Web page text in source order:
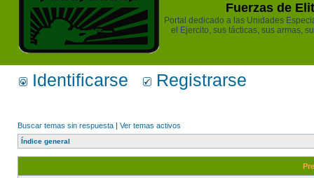
Fuerzas de
Portal dedicado a las Unidades
el Ejercito, sus tácticas, sus armas,
Identificarse Registrarse
Buscar temas sin respuesta | Ver temas activos
Índice general